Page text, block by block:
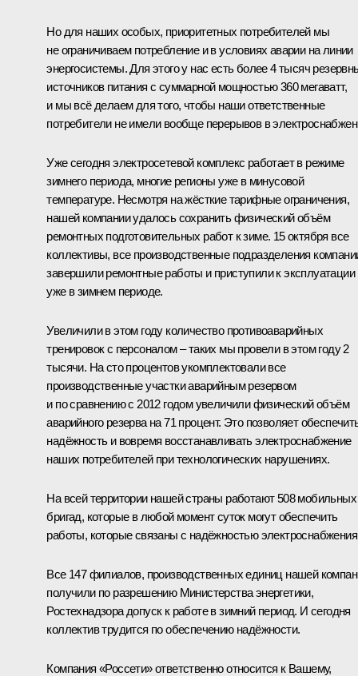
Но для наших особых, приоритетных потребителей мы
не ограничиваем потребление и в условиях аварии на линии
энергосистемы. Для этого у нас есть более 4 тысяч
источников питания с суммарной мощностью 360 мегаватт,
и мы всё делаем для того, чтобы наши ответственные
потребители не имели вообще перерывов в
Уже сегодня электросетевой комплекс работает в режиме
зимнего периода, многие регионы уже в минусовой
температуре. Несмотря на жёсткие тарифные ограничения,
нашей компании удалось сохранить физический объём
ремонтных подготовительных работ к зиме. 15 октября все
коллективы, все производственные подразделения
завершили ремонтные работы и приступили к эксплуатации
уже в зимнем периоде.
Увеличили в этом году количество противоаварийных
тренировок с персоналом – таких мы провели в этом году 2
тысячи. На сто процентов укомплектовали все
производственные участки аварийным резервом
и по сравнению с 2012 годом увеличили физический объём
аварийного резерва на 71 процент. Это позволяет
надёжность и вовремя восстанавливать электроснабжение
наших потребителей при технологических нарушениях.
На всей территории нашей страны работают 508 мобильных
бригад, которые в любой момент суток могут обеспечить
работы, которые связаны с надёжностью
Все 147 филиалов, производственных единиц нашей
получили по разрешению Министерства энергетики,
Ростехнадзора допуск к работе в зимний период. И сегодня
коллектив трудится по обеспечению надёжности.
Компания «Россети» ответственно относится к Вашему,